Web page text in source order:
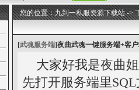
您的位置：九到一私服资源下载站->
[武魂服务端]夜曲武魂一键服务端+客
大家好我是夜曲
先打开服务端里